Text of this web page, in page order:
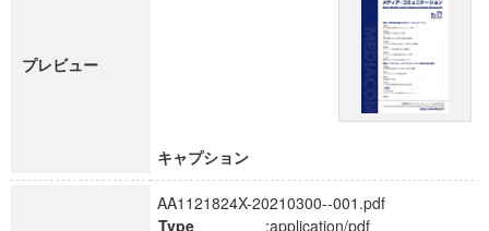
プレビュー
キャプション
AA1121824X-20210300--001.pdf
Type
:application/pdf